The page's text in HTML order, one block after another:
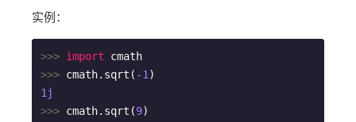
实例：
>>> import
>>> cmath.sqrt( -1
1j
>>> cmath.sqrt(9)